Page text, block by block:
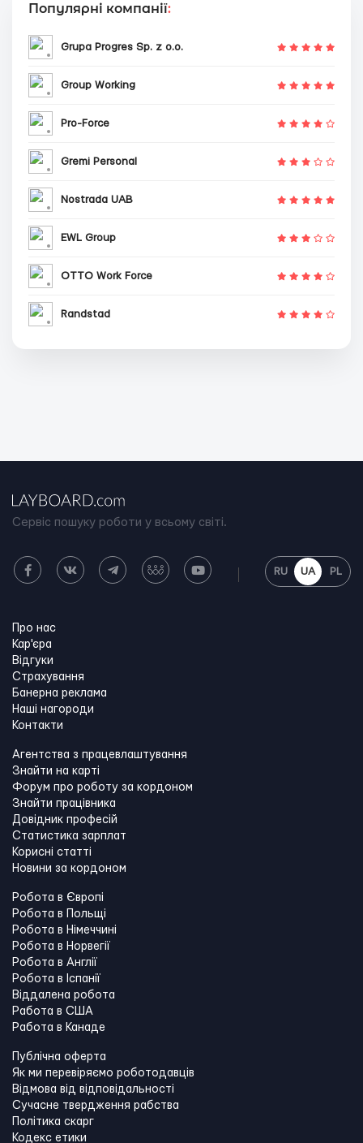
Популярні компанії:
Grupa Progres Sp. z o.o.
Group Working
Pro-Force
Gremi Personal
Nostrada UAB
EWL Group
OTTO Work Force
Randstad
Сервіс пошуку роботи у всьому світі.
RU UA PL
Про нас
Кар'єра
Відгуки
Страхування
Банерна реклама
Наші нагороди
Контакти
Агентства з працевлаштування
Знайти на карті
Форум про роботу за кордоном
Знайти працівника
Довідник професій
Статистика зарплат
Корисні статті
Новини за кордоном
Робота в Європі
Робота в Польщі
Робота в Німеччині
Робота в Норвегії
Робота в Англії
Робота в Іспанії
Віддалена робота
Работа в США
Работа в Канадe
Публічна оферта
Як ми перевіряємо роботодавців
Відмова від відповідальності
Сучасне твердження рабства
Політика скарг
Кодекс етики